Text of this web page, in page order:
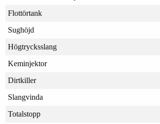
Flottörtank
Sughöjd
Högtrycksslang
Keminjektor
Dirtkiller
Slangvinda
Totalstopp